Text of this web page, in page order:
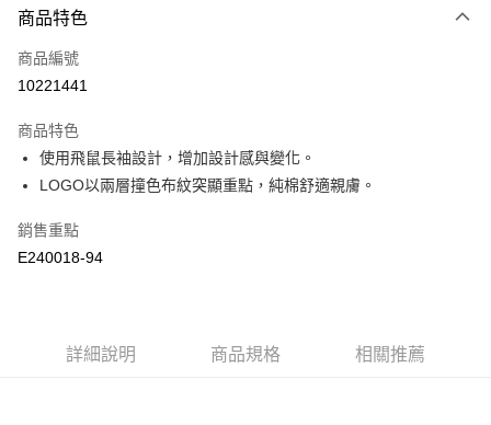
信用卡一次付款
超商取貨付款
Apple Pay
街口支付
悠遊付
大哥付你分期
商品特色
商品編號
10221441
商品特色
使用飛鼠長袖設計，增加設計感與變化。
LOGO以兩層撞色布紋突顯重點，純棉舒適親膚。
銷售重點
E240018-94
詳細說明 商品規格 相關推薦